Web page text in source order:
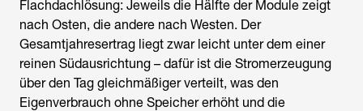
Flachdachlösung: Jeweils die Hälfte der Module zeigt
nach Osten, die andere nach Westen. Der
Gesamtjahresertrag liegt zwar leicht unter dem einer
reinen Südausrichtung – dafür ist die Stromerzeugung
über den Tag gleichmäßiger verteilt, was den
Eigenverbrauch ohne Speicher erhöht und die